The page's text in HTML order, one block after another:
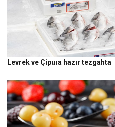
Levrek ve Çipura hazır tezgahta